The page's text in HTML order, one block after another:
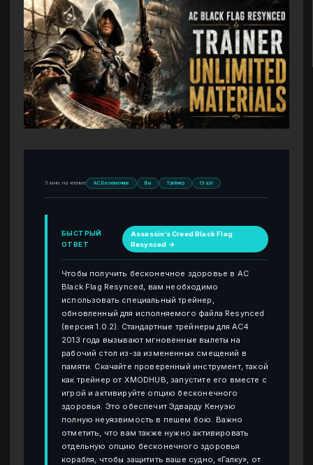
3 мин. на чтение AC Бесконечное Вы Трейнер Старт
БЫСТРЫЙ
ОТВЕТ
Assassin’s Creed Black Flag
Resynced →
Чтобы получить бесконечное здоровье в AC
Black Flag Resynced, вам необходимо
использовать специальный трейнер,
обновленный для исполняемого файла Resynced
(версия 1.0.2). Стандартные трейнеры для AC4
2013 года вызывают мгновенные вылеты на
рабочий стол из-за измененных смещений в
памяти. Скачайте проверенный инструмент, такой
как трейнер от XMODHUB, запустите его вместе с
игрой и активируйте опцию бесконечного
здоровья. Это обеспечит Эдварду Кенуэю
полную неуязвимость в пешем бою. Важно
отметить, что вам также нужно активировать
отдельную опцию бесконечного здоровья
корабля, чтобы защитить ваше судно, «Галку», от